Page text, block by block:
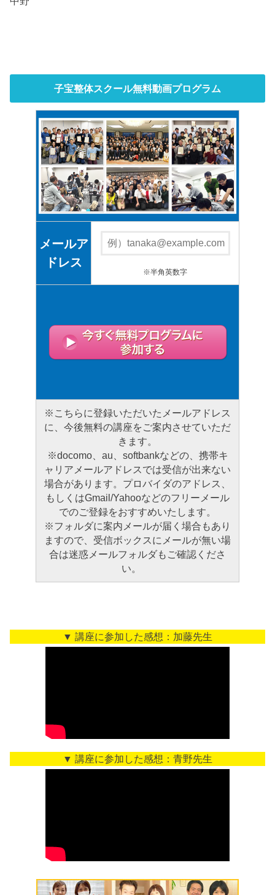
子宝整体スクール無料動画プログラム
メールア
ドレス
※半角英数字
※こちらに登録いただいたメールアドレス
に、今後無料の講座をご案内させていただ
きます。
※docomo、au、softbankなどの、携帯キ
ャリアメールアドレスでは受信が出来ない
場合があります。プロバイダのアドレス、
もしくはGmail/Yahooなどのフリーメール
でのご登録をおすすめいたします。
※フォルダに案内メールが届く場合もあり
ますので、受信ボックスにメールが無い場
合は迷惑メールフォルダもご確認くださ
い。
▼ 講座に参加した感想：加藤先生
▼ 講座に参加した感想：青野先生